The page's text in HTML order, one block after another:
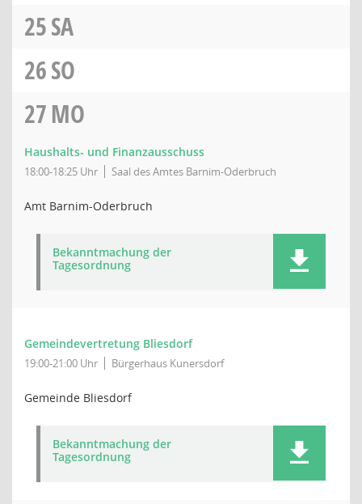
25SA
26SO
27MO
Haushalts- und Finanzausschuss
18:00-18:25 Uhr Saal des Amtes Barnim-Oderbruch
Amt Barnim-Oderbruch
Bekanntmachung der
Tagesordnung
Gemeindevertretung Bliesdorf
19:00-21:00 Uhr Bürgerhaus Kunersdorf
Gemeinde Bliesdorf
Bekanntmachung der
Tagesordnung